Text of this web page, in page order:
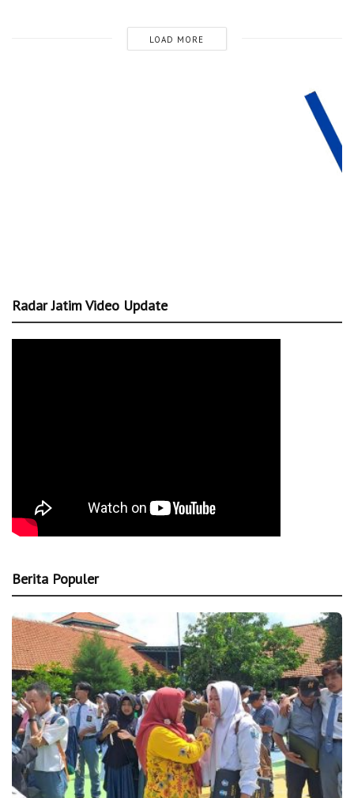
LOAD MORE
Radar Jatim Video Update
Berita Populer